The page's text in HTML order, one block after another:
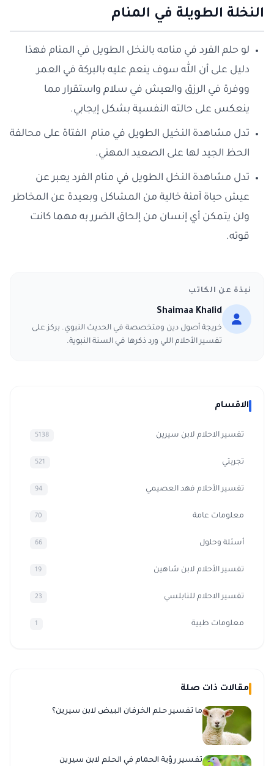
النخلة الطويلة في المنام
لو حلم الفرد في منامه بالنخل الطويل في المنام فهذا
دليل على أن الله سوف ينعم عليه بالبركة في العمر
ووفرة في الرزق والعيش في سلام واستقرار مما
ينعكس على حالته النفسية بشكل إيجابي.
تدل مشاهدة النخيل الطويل في منام الفتاة على محالفة
الحظ الجيد لها على الصعيد المهني.
تدل مشاهدة النخل الطويل في منام الفرد يعبر عن
عيش حياة آمنة خالية من المشاكل وبعيدة عن المخاطر
ولن يتمكن أي إنسان من إلحاق الضرر به مهما كانت
قوته.
نبذة عن الكاتب
Shaimaa Khalid
خريجة أصول دين ومتخصصة في الحديث النبوي. بركز على
تفسير الأحلام اللي ورد ذكرها في السنة النبوية.
الاقسام
تفسير الاحلام لابن سيرين 5138
تجربتي 521
تفسير الأحلام فهد العصيمي 94
معلومات عامة 70
أسئلة وحلول 66
تفسير الأحلام لابن شاهين 19
تفسير الاحلام للنابلسي 23
معلومات طبية 1
مقالات ذات صلة
ما تفسير حلم الخرفان البيض لابن سيرين؟
تفسير رؤية الحمام في الحلم لابن سيرين